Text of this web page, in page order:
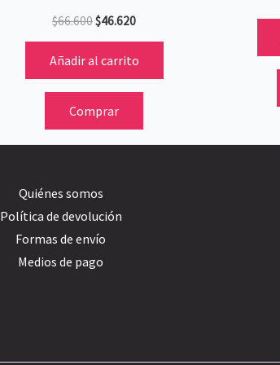
$66.600$46.620
Añadir al carrito
Comprar
Quiénes somos
Política de devolución
Formas de envío
Medios de pago